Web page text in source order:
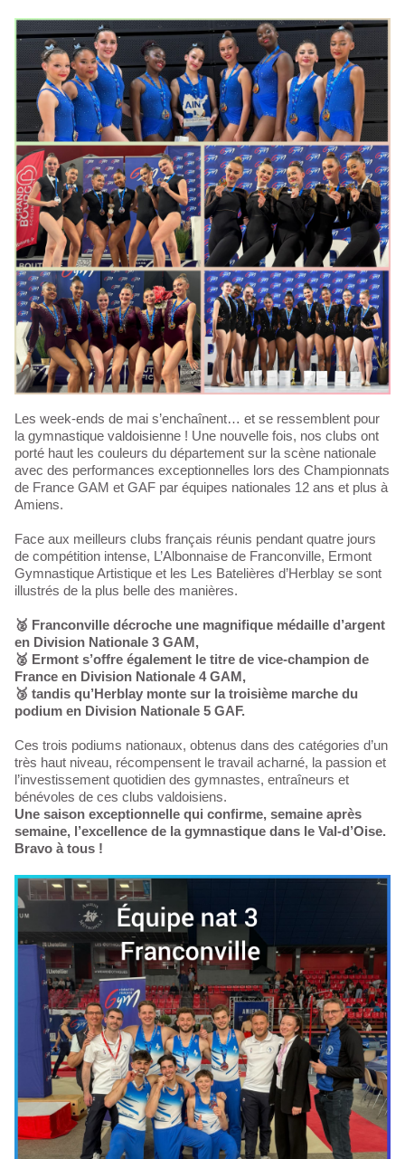
Les week-ends de mai s’enchaînent… et se ressemblent pour
la gymnastique valdoisienne ! Une nouvelle fois, nos clubs ont
porté haut les couleurs du département sur la scène nationale
avec des performances exceptionnelles lors des Championnats
de France GAM et GAF par équipes nationales 12 ans et plus à
Amiens.
Face aux meilleurs clubs français réunis pendant quatre jours
de compétition intense, L’Albonnaise de Franconville, Ermont
Gymnastique Artistique et les Les Batelières d’Herblay se sont
illustrés de la plus belle des manières.
🥈 Franconville décroche une magnifique médaille d’argent
en Division Nationale 3 GAM,
🥈 Ermont s’offre également le titre de vice-champion de
France en Division Nationale 4 GAM,
🥉 tandis qu’Herblay monte sur la troisième marche du
podium en Division Nationale 5 GAF.
Ces trois podiums nationaux, obtenus dans des catégories d’un
très haut niveau, récompensent le travail acharné, la passion et
l’investissement quotidien des gymnastes, entraîneurs et
bénévoles de ces clubs valdoisiens.
Une saison exceptionnelle qui confirme, semaine après
semaine, l’excellence de la gymnastique dans le Val-d’Oise.
Bravo à tous !